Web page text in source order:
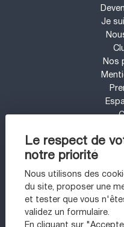
Le respect de
notre priorité
Nous utilisons des
du site, proposer une
et tester que vous
validez un formulaire.
Je
Nos
UN PROJET
DE PARIS
Appartement à
Appartement
Maison à